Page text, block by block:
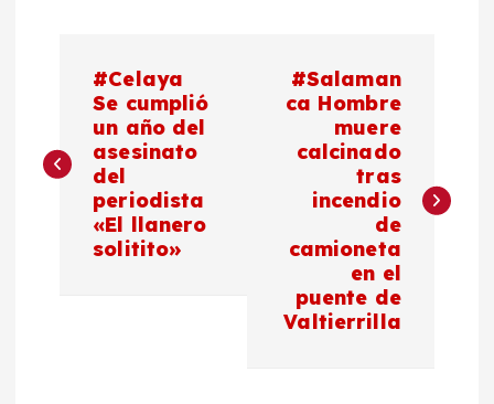
v
#Celaya
Se cumplió
un año del
asesinato
del
periodista
«El llanero
solitito»
#Salaman
ca Hombre
muere
calcinado
tras
incendio
de
camioneta
en el
puente de
Valtierrilla